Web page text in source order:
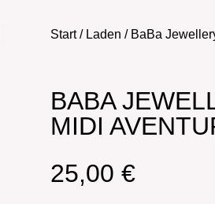
Start/ Laden / BaBa
BABA
MIDI
25,00 €